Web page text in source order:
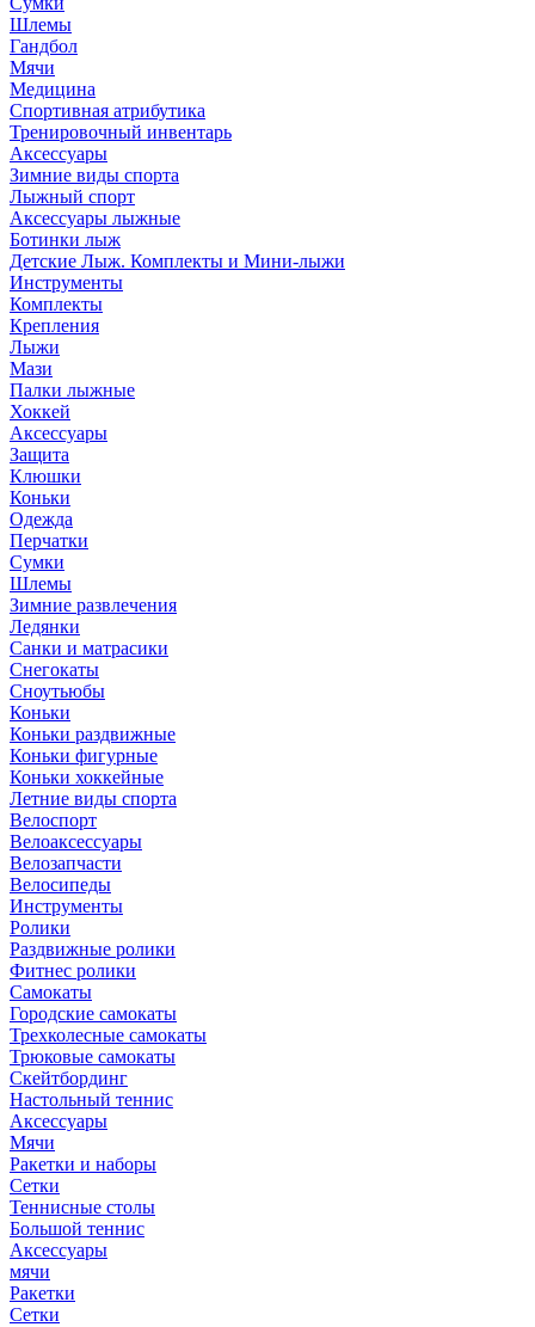
Шлемы
Гандбол
Мячи
Медицина
Спортивная атрибутика
Тренировочный инвентарь
Аксессуары
Зимние виды спорта
Лыжный спорт
Аксессуары лыжные
Ботинки лыж
Детские Лыж. Комплекты и Мини-лыжи
Инструменты
Комплекты
Крепления
Лыжи
Мази
Палки лыжные
Хоккей
Аксессуары
Защита
Клюшки
Коньки
Одежда
Перчатки
Сумки
Шлемы
Зимние развлечения
Ледянки
Санки и матрасики
Снегокаты
Сноутьюбы
Коньки
Коньки раздвижные
Коньки фигурные
Коньки хоккейные
Летние виды спорта
Велоспорт
Велоаксессуары
Велозапчасти
Велосипеды
Инструменты
Ролики
Раздвижные ролики
Фитнес ролики
Самокаты
Городские самокаты
Трехколесные самокаты
Трюковые самокаты
Скейтбординг
Настольный теннис
Аксессуары
Мячи
Ракетки и наборы
Сетки
Теннисные столы
Большой теннис
Аксессуары
мячи
Ракетки
Сетки